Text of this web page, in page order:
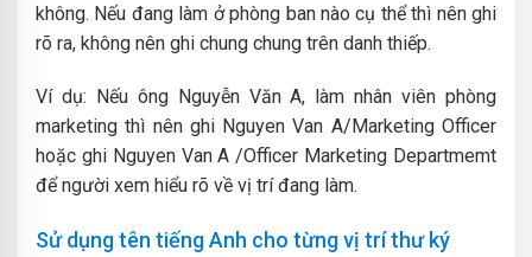
không. Nếu đang làm ở phòng ban nào cụ thể thì nên ghi
rõ ra, không nên ghi chung chung trên danh thiếp.
Ví dụ: Nếu ông Nguyễn Văn A, làm nhân viên phòng
marketing thì nên ghi Nguyen Van A/Marketing Officer
hoặc ghi Nguyen Van A /Officer Marketing Departmemt
để người xem hiểu rõ về vị trí đang làm.
Sử dụng tên tiếng Anh cho từng vị trí thư ký